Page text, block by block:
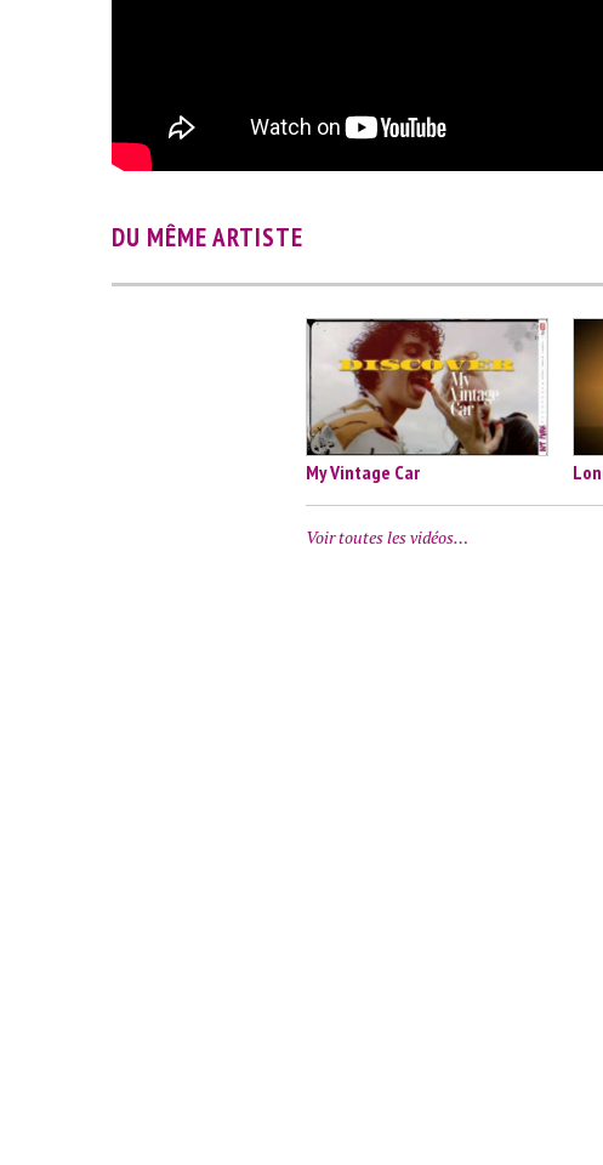
DU MÊME ARTISTE
My Vintage Car
Voir toutes les vidéos…